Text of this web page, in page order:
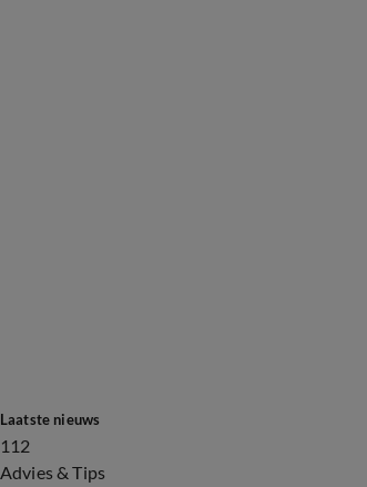
Laatste nieuws
112
Advies & Tips